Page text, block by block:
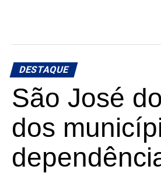
DESTAQUE
São José
dos